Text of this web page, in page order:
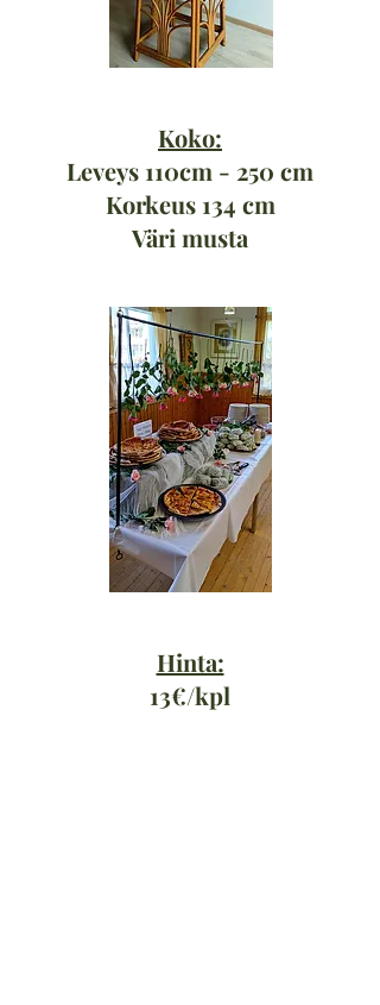
Koko:
Leveys 110cm - 250 cm
Korkeus 134 cm
Väri musta
Hinta:
13€/kpl